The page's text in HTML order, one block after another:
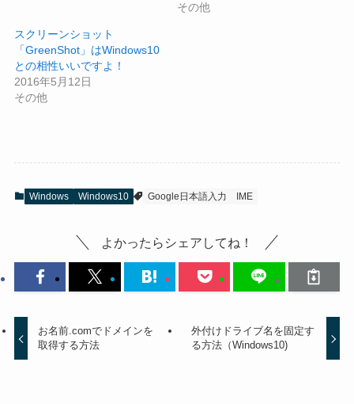
その他
スクリーンショット
「GreenShot」はWindows10
との相性いいですよ！
2016年5月12日
その他
Windows Windows10 Google日本語入力 IME
よかったらシェアしてね！
お名前.comでドメインを
取得する方法
外付けドライブ名を固定す
る方法（Windows10)